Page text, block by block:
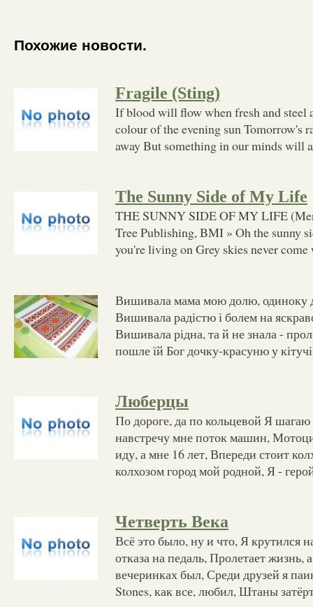
Похожие новости.
Fragile (Sting)
If blood will flow when fresh and steel
colour of the evening sun Tomorrow's
away But something in our minds will
The Sunny Side of My Life
THE SUNNY SIDE OF MY LIFE
Tree Publishing, BMI » Oh the sunny
you're living on Grey skies never come
Вишивала мама мою долю, одиноку
Вишивала радістю і болем на
Вишивала рідна, та й не знала -
пошле їй Бог дочку-красуню у
Люберцы
По дороге, да по кольцевой Я
навстречу мне поток машин,
иду, а мне 16 лет, Впереди стоит
колхозом город мой родной, Я -
Четверть Века
Всё это было, ну и что, Я крутился
отказа на педаль, Пролетает
вечеринках был, Среди друзей я
Stones, как все, любил, Штаны